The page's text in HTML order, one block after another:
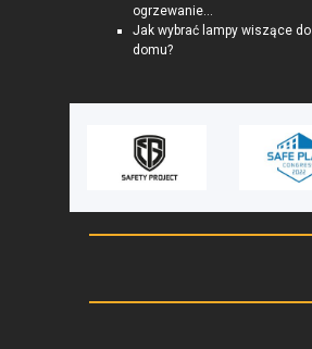
ogrzewanie...
Jak wybrać lampy wiszące do
domu?